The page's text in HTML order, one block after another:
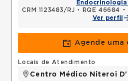
Endocrinologia
CRM 1123483/RJ • RQE 46684 -
Ver perfil
Agende uma
Locais de Atendimento
Centro Médico Niteroi